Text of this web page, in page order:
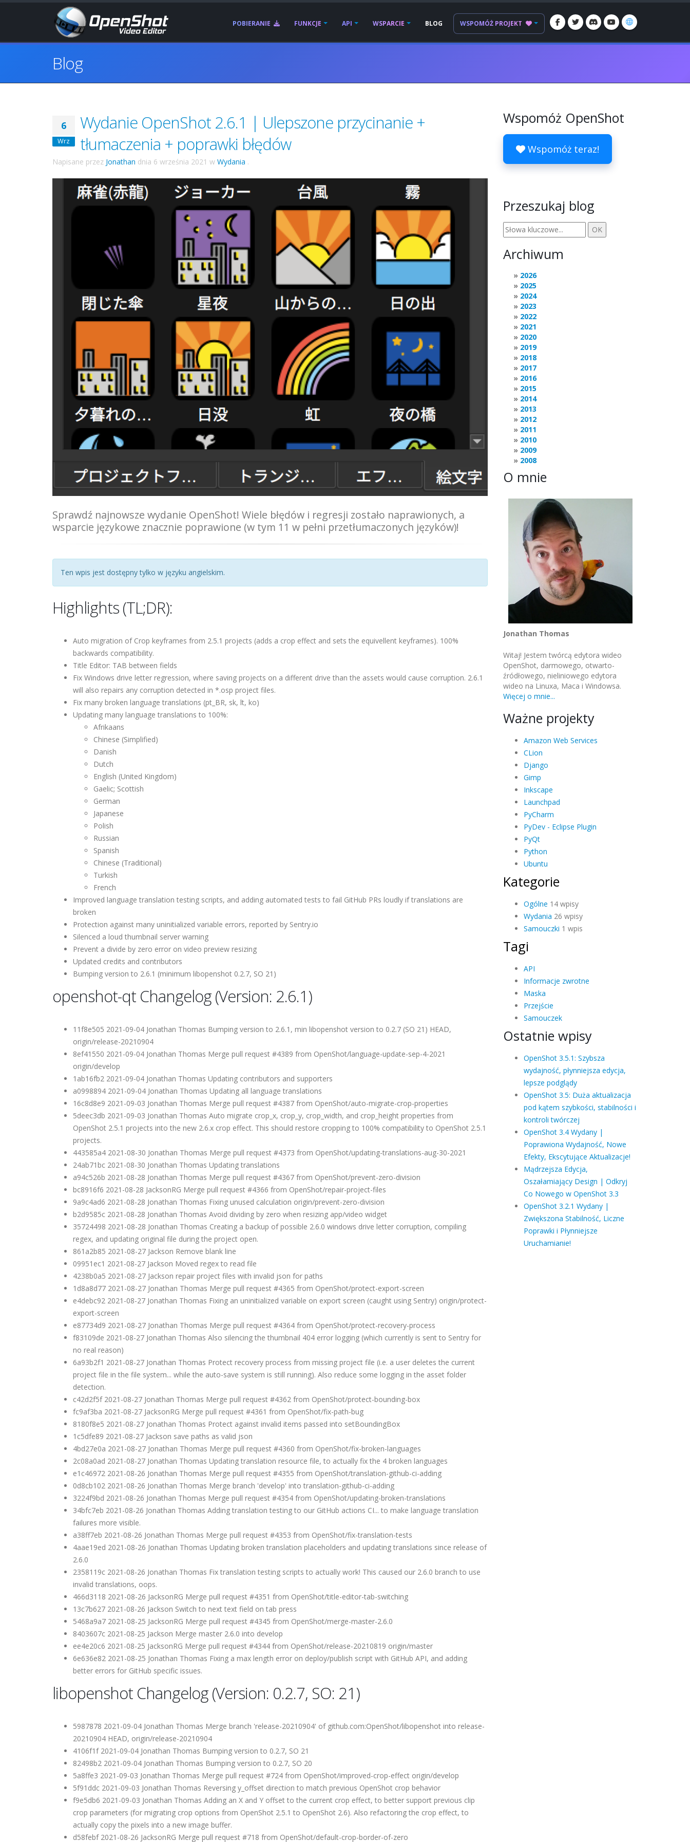
POBIERANIE FUNKCJE API WSPARCIE BLOG WSPOMÓŻ PROJEKT
Blog
6
Wrz
Wydanie OpenShot 2.6.1 | Ulepszone przycinanie +
tłumaczenia + poprawki błędów
Napisane przez Jonathan dnia 6 września 2021 w Wydania .
Sprawdź najnowsze wydanie OpenShot! Wiele błędów i regresji zostało naprawionych, a
wsparcie językowe znacznie poprawione (w tym 11 w pełni przetłumaczonych języków)!
Ten wpis jest dostępny tylko w języku angielskim.
Highlights (TL;DR):
Auto migration of Crop keyframes from 2.5.1 projects (adds a crop effect and sets the equivellent keyframes). 100%
backwards compatibility.
Title Editor: TAB between fields
Fix Windows drive letter regression, where saving projects on a different drive than the assets would cause corruption. 2.6.1
will also repairs any corruption detected in *.osp project files.
Fix many broken language translations (pt_BR, sk, lt, ko)
Updating many language translations to 100%:
Afrikaans
Chinese (Simplified)
Danish
Dutch
English (United Kingdom)
Gaelic; Scottish
German
Japanese
Polish
Russian
Spanish
Chinese (Traditional)
Turkish
French
Improved language translation testing scripts, and adding automated tests to fail GitHub PRs loudly if translations are
broken
Protection against many uninitialized variable errors, reported by Sentry.io
Silenced a loud thumbnail server warning
Prevent a divide by zero error on video preview resizing
Updated credits and contributors
Bumping version to 2.6.1 (minimum libopenshot 0.2.7, SO 21)
openshot-qt Changelog (Version: 2.6.1)
11f8e505 2021-09-04 Jonathan Thomas Bumping version to 2.6.1, min libopenshot version to 0.2.7 (SO 21) HEAD,
origin/release-20210904
8ef41550 2021-09-04 Jonathan Thomas Merge pull request #4389 from OpenShot/language-update-sep-4-2021
origin/develop
1ab16fb2 2021-09-04 Jonathan Thomas Updating contributors and supporters
a0998894 2021-09-04 Jonathan Thomas Updating all language translations
16c8d8e9 2021-09-03 Jonathan Thomas Merge pull request #4387 from OpenShot/auto-migrate-crop-properties
5deec3db 2021-09-03 Jonathan Thomas Auto migrate crop_x, crop_y, crop_width, and crop_height properties from
OpenShot 2.5.1 projects into the new 2.6.x crop effect. This should restore cropping to 100% compatibility to OpenShot 2.5.1
projects.
443585a4 2021-08-30 Jonathan Thomas Merge pull request #4373 from OpenShot/updating-translations-aug-30-2021
24ab71bc 2021-08-30 Jonathan Thomas Updating translations
a94c526b 2021-08-28 Jonathan Thomas Merge pull request #4367 from OpenShot/prevent-zero-division
bc8916f6 2021-08-28 JacksonRG Merge pull request #4366 from OpenShot/repair-project-files
9a9c4ad6 2021-08-28 Jonathan Thomas Fixing unused calculation origin/prevent-zero-division
b2d9585c 2021-08-28 Jonathan Thomas Avoid dividing by zero when resizing app/video widget
35724498 2021-08-28 Jonathan Thomas Creating a backup of possible 2.6.0 windows drive letter corruption, compiling
regex, and updating original file during the project open.
861a2b85 2021-08-27 Jackson Remove blank line
09951ec1 2021-08-27 Jackson Moved regex to read file
4238b0a5 2021-08-27 Jackson repair project files with invalid json for paths
1d8a8d77 2021-08-27 Jonathan Thomas Merge pull request #4365 from OpenShot/protect-export-screen
e4debc92 2021-08-27 Jonathan Thomas Fixing an uninitialized variable on export screen (caught using Sentry) origin/protect-
export-screen
e87734d9 2021-08-27 Jonathan Thomas Merge pull request #4364 from OpenShot/protect-recovery-process
f83109de 2021-08-27 Jonathan Thomas Also silencing the thumbnail 404 error logging (which currently is sent to Sentry for
no real reason)
6a93b2f1 2021-08-27 Jonathan Thomas Protect recovery process from missing project file (i.e. a user deletes the current
project file in the file system... while the auto-save system is still running). Also reduce some logging in the asset folder
detection.
c42d2f5f 2021-08-27 Jonathan Thomas Merge pull request #4362 from OpenShot/protect-bounding-box
fc9af3ba 2021-08-27 JacksonRG Merge pull request #4361 from OpenShot/fix-path-bug
8180f8e5 2021-08-27 Jonathan Thomas Protect against invalid items passed into setBoundingBox
1c5dfe89 2021-08-27 Jackson save paths as valid json
4bd27e0a 2021-08-27 Jonathan Thomas Merge pull request #4360 from OpenShot/fix-broken-languages
2c08a0ad 2021-08-27 Jonathan Thomas Updating translation resource file, to actually fix the 4 broken languages
e1c46972 2021-08-26 Jonathan Thomas Merge pull request #4355 from OpenShot/translation-github-ci-adding
0d8cb102 2021-08-26 Jonathan Thomas Merge branch 'develop' into translation-github-ci-adding
3224f9bd 2021-08-26 Jonathan Thomas Merge pull request #4354 from OpenShot/updating-broken-translations
34bfc7eb 2021-08-26 Jonathan Thomas Adding translation testing to our GitHub actions CI... to make language translation
failures more visible.
a38ff7eb 2021-08-26 Jonathan Thomas Merge pull request #4353 from OpenShot/fix-translation-tests
4aae19ed 2021-08-26 Jonathan Thomas Updating broken translation placeholders and updating translations since release of
2.6.0
2358119c 2021-08-26 Jonathan Thomas Fix translation testing scripts to actually work! This caused our 2.6.0 branch to use
invalid translations, oops.
466d3118 2021-08-26 JacksonRG Merge pull request #4351 from OpenShot/title-editor-tab-switching
13c7b627 2021-08-26 Jackson Switch to next text field on tab press
5468a9a7 2021-08-25 JacksonRG Merge pull request #4345 from OpenShot/merge-master-2.6.0
8403607c 2021-08-25 Jackson Merge master 2.6.0 into develop
ee4e20c6 2021-08-25 JacksonRG Merge pull request #4344 from OpenShot/release-20210819 origin/master
6e636e82 2021-08-25 Jonathan Thomas Fixing a max length error on deploy/publish script with GitHub API, and adding
better errors for GitHub specific issues.
libopenshot Changelog (Version: 0.2.7, SO: 21)
5987878 2021-09-04 Jonathan Thomas Merge branch 'release-20210904' of github.com:OpenShot/libopenshot into release-
20210904 HEAD, origin/release-20210904
4106f1f 2021-09-04 Jonathan Thomas Bumping version to 0.2.7, SO 21
82498b2 2021-09-04 Jonathan Thomas Bumping version to 0.2.7, SO 20
5a8ffe3 2021-09-03 Jonathan Thomas Merge pull request #724 from OpenShot/improved-crop-effect origin/develop
5f91ddc 2021-09-03 Jonathan Thomas Reversing y_offset direction to match previous OpenShot crop behavior
f9e5db6 2021-09-03 Jonathan Thomas Adding an X and Y offset to the current crop effect, to better support previous clip
crop parameters (for migrating crop options from OpenShot 2.5.1 to OpenShot 2.6). Also refactoring the crop effect, to
actually copy the pixels into a new image buffer.
d58febf 2021-08-26 JacksonRG Merge pull request #718 from OpenShot/default-crop-border-of-zero
Wspomóż OpenShot
Wspomóż teraz!
Przeszukaj blog
Archiwum
2026
2025
2024
2023
2022
2021
2020
2019
2018
2017
2016
2015
2014
2013
2012
2011
2010
2009
2008
O mnie
Jonathan Thomas
Witaj! Jestem twórcą edytora wideo
OpenShot, darmowego, otwarto-
źródłowego, nieliniowego edytora
wideo na Linuxa, Maca i Windowsa.
Więcej o mnie...
Ważne projekty
Amazon Web Services
CLion
Django
Gimp
Inkscape
Launchpad
PyCharm
PyDev - Eclipse Plugin
PyQt
Python
Ubuntu
Kategorie
Ogólne 14 wpisy
Wydania 26 wpisy
Samouczki 1 wpis
Tagi
API
Informacje zwrotne
Maska
Przejście
Samouczek
Ostatnie wpisy
OpenShot 3.5.1: Szybsza
wydajność, płynniejsza edycja,
lepsze podglądy
OpenShot 3.5: Duża aktualizacja
pod kątem szybkości, stabilności i
kontroli twórczej
OpenShot 3.4 Wydany |
Poprawiona Wydajność, Nowe
Efekty, Ekscytujące Aktualizacje!
Mądrzejsza Edycja,
Oszałamiający Design | Odkryj
Co Nowego w OpenShot 3.3
OpenShot 3.2.1 Wydany |
Zwiększona Stabilność, Liczne
Poprawki i Płynniejsze
Uruchamianie!